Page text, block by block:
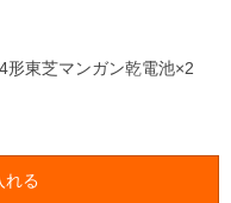
東芝マンガン乾電池×2